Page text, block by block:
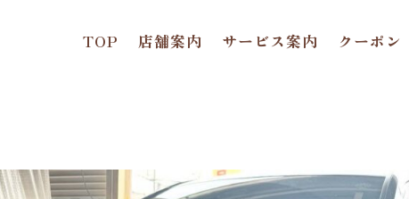
TOP 店舗案内 サービス案内 クーポン